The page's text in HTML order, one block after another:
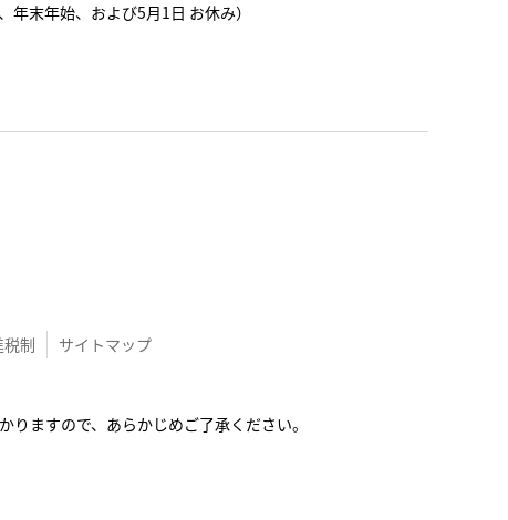
末年始、および5月1日 お休み）
制 サイトマップ
ますので、あらかじめご了承ください。